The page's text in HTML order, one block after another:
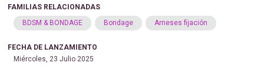
FAMILIAS RELACIONADAS
BDSM & BONDAGE
Bondage Arneses fijación
FECHA DE LANZAMIENTO
Miércoles, 23 Julio 2025